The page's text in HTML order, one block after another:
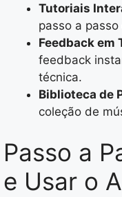
Tutoriais
passo a
Feedback em
feedback
técnica.
Biblioteca de
coleção de
Passo a
e Usar o